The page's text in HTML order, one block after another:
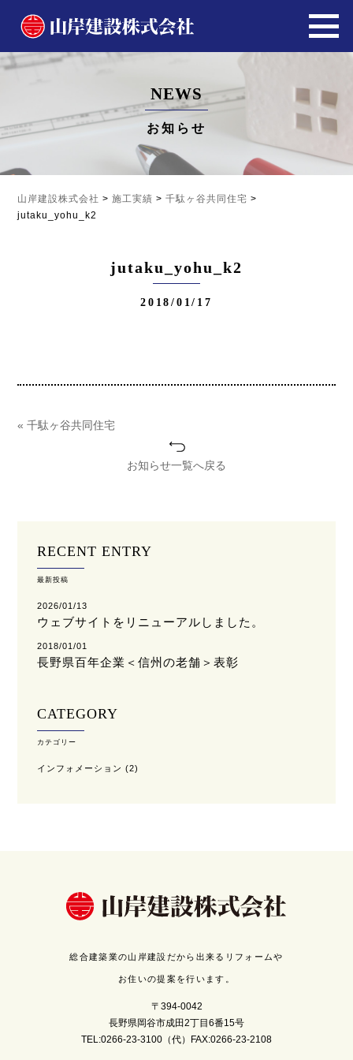
NEWS
お知らせ
山岸建設株式会社 >施工実績 >千駄ヶ谷共同住宅 >
jutaku_yohu_k2
jutaku_yohu_k2
2018/01/17
« 千駄ヶ谷共同住宅
お知らせ一覧へ戻る
RECENT ENTRY
最新投稿
2026/01/13
ウェブサイトをリニューアルしました。
2018/01/01
長野県百年企業＜信州の老舗＞表彰
CATEGORY
カテゴリー
インフォメーション (2)
総合建築業の山岸建設だから出来るリフォームや
お住いの提案を行います。
〒394-0042
長野県岡谷市成田2丁目6番15号
TEL:0266-23-3100（代）FAX:0266-23-2108